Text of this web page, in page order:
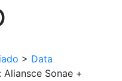
> Data
Aliansce Sonae +